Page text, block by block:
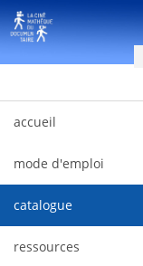
Saut au contenu
accueil
mode d'emploi
catalogue
ressources